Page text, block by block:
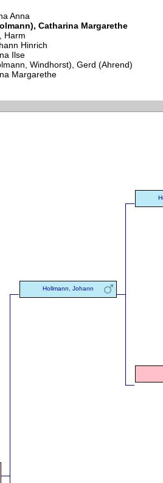
Anna
Catharina Margarethe
Harm
Hinrich
Ilse
Windhorst), Gerd (Ahrend)
Margarethe
Hollmann, Johann